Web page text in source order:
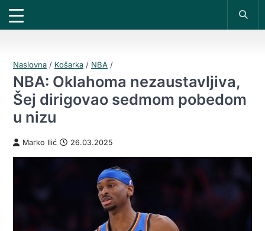
Naslovna / Košarka / NBA /
NBA: Oklahoma nezaustavljiva,
Šej dirigovao sedmom pobedom
u nizu
Marko Ilić 26.03.2025